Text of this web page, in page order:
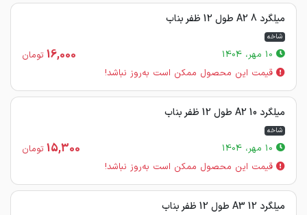
میلگرد 8 A2 طول 12 ظفر بناب
شاخه
16,000 تومان
قیمت این محصول ممکن است به‌روز نباشد!
میلگرد 10 A2 طول 12 ظفر بناب
شاخه
15,300 تومان
قیمت این محصول ممکن است به‌روز نباشد!
میلگرد 12 A3 طول 12 ظفر بناب